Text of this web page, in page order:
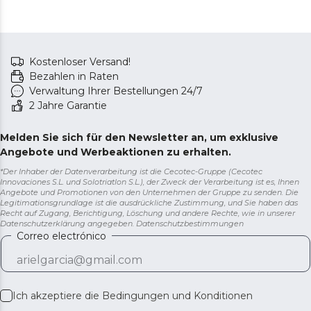
Kostenloser Versand!
Bezahlen in Raten
Verwaltung Ihrer Bestellungen 24/7
2 Jahre Garantie
Melden Sie sich für den Newsletter an, um exklusive
Angebote und Werbeaktionen zu erhalten.
*Der Inhaber der Datenverarbeitung ist die Cecotec-Gruppe (Cecotec
Innovaciones S.L. und Solotriatlon S.L.), der Zweck der Verarbeitung ist es, Ihnen
Angebote und Promotionen von den Unternehmen der Gruppe zu senden. Die
Legitimationsgrundlage ist die ausdrückliche Zustimmung, und Sie haben das
Recht auf Zugang, Berichtigung, Löschung und andere Rechte, wie in unserer
Datenschutzerklärung angegeben. Datenschutzbestimmungen
Correo electrónico
Ich akzeptiere die Bedingungen und Konditionen